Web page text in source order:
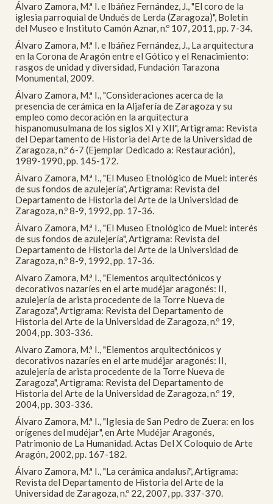
Álvaro Zamora, M.ª I. e Ibáñez Fernández, J., "El coro de la
iglesia parroquial de Undués de Lerda (Zaragoza)", Boletín
del Museo e Instituto Camón Aznar, n.º 107, 2011, pp. 7-34.
Álvaro Zamora, M.ª I. e Ibáñez Fernández, J., La arquitectura
en la Corona de Aragón entre el Gótico y el Renacimiento:
rasgos de unidad y diversidad, Fundación Tarazona
Monumental, 2009.
Álvaro Zamora, M.ª I., "Consideraciones acerca de la
presencia de cerámica en la Aljafería de Zaragoza y su
empleo como decoración en la arquitectura
hispanomusulmana de los siglos XI y XII", Artigrama: Revista
del Departamento de Historia del Arte de la Universidad de
Zaragoza, n.º 6-7 (Ejemplar Dedicado a: Restauración),
1989-1990, pp. 145-172.
Álvaro Zamora, M.ª I., "El Museo Etnológico de Muel: interés
de sus fondos de azulejería", Artigrama: Revista del
Departamento de Historia del Arte de la Universidad de
Zaragoza, n.º 8-9, 1992, pp. 17-36.
Álvaro Zamora, M.ª I., "El Museo Etnológico de Muel: interés
de sus fondos de azulejería", Artigrama: Revista del
Departamento de Historia del Arte de la Universidad de
Zaragoza, n.º 8-9, 1992, pp. 17-36.
Alvaro Zamora, M.ª I., "Elementos arquitectónicos y
decorativos nazaríes en el arte mudéjar aragonés: II,
azulejería de arista procedente de la Torre Nueva de
Zaragoza", Artigrama: Revista del Departamento de
Historia del Arte de la Universidad de Zaragoza, n.º 19,
2004, pp. 303-336.
Alvaro Zamora, M.ª I., "Elementos arquitectónicos y
decorativos nazaríes en el arte mudéjar aragonés: II,
azulejería de arista procedente de la Torre Nueva de
Zaragoza", Artigrama: Revista del Departamento de
Historia del Arte de la Universidad de Zaragoza, n.º 19,
2004, pp. 303-336.
Álvaro Zamora, M.ª I., "Iglesia de San Pedro de Zuera: en los
orígenes del mudéjar", en Arte Mudéjar Aragonés,
Patrimonio de La Humanidad. Actas Del X Coloquio de Arte
Aragón, 2002, pp. 167-182.
Álvaro Zamora, M.ª I., "La cerámica andalusí", Artigrama:
Revista del Departamento de Historia del Arte de la
Universidad de Zaragoza, n.º 22, 2007, pp. 337-370.